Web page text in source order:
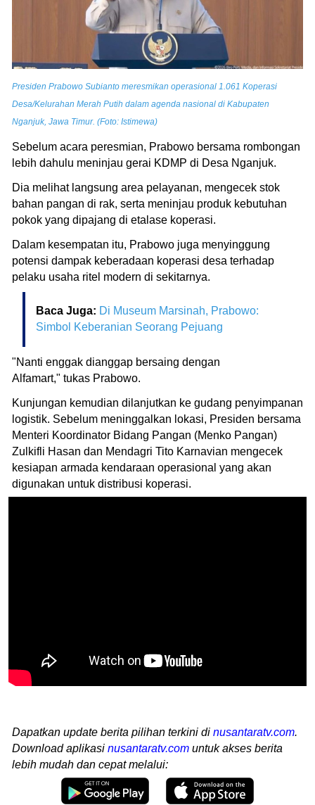
Presiden Prabowo Subianto meresmikan operasional 1.061 Koperasi
Desa/Kelurahan Merah Putih dalam agenda nasional di Kabupaten
Nganjuk, Jawa Timur. (Foto: Istimewa)
Sebelum acara peresmian, Prabowo bersama rombongan
lebih dahulu meninjau gerai KDMP di Desa Nganjuk.
Dia melihat langsung area pelayanan, mengecek stok
bahan pangan di rak, serta meninjau produk kebutuhan
pokok yang dipajang di etalase koperasi.
Dalam kesempatan itu, Prabowo juga menyinggung
potensi dampak keberadaan koperasi desa terhadap
pelaku usaha ritel modern di sekitarnya.
Baca Juga: Di Museum Marsinah, Prabowo:
Simbol Keberanian Seorang Pejuang
"Nanti enggak dianggap bersaing dengan
Alfamart," tukas Prabowo.
Kunjungan kemudian dilanjutkan ke gudang penyimpanan
logistik. Sebelum meninggalkan lokasi, Presiden bersama
Menteri Koordinator Bidang Pangan (Menko Pangan)
Zulkifli Hasan dan Mendagri Tito Karnavian mengecek
kesiapan armada kendaraan operasional yang akan
digunakan untuk distribusi koperasi.
Dapatkan update berita pilihan terkini di nusantaratv.com.
Download aplikasi nusantaratv.com untuk akses berita
lebih mudah dan cepat melalui: